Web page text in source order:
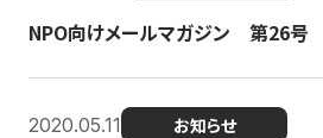
NPO向けメールマガジン 第26号
2020.05.11 お知らせ